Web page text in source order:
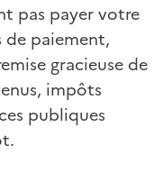
pas payer votre
de paiement,
gracieuse de
impôts
publiques